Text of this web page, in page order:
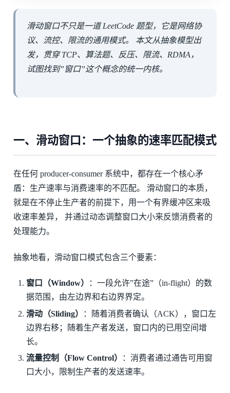
滑动窗口不只是一道 LeetCode 题型，它是网络协
议、流控、限流的通用模式。 本文从抽象模型出
发，贯穿 TCP、算法题、反压、限流、RDMA，
试图找到”窗口”这个概念的统一内核。
一、滑动窗口：一个抽象的速率匹配模式
在任何 producer-consumer 系统中，都存在一个核心矛
盾：生产速率与消费速率的不匹配。 滑动窗口的本质，
就是在不停止生产者的前提下，用一个有界缓冲区来吸
收速率差异， 并通过动态调整窗口大小来反馈消费者的
处理能力。
抽象地看，滑动窗口模式包含三个要素：
窗口（Window）
：一段允许”在途”（in-flight）的数
据范围，由左边界和右边界界定。
滑动（Sliding）
：随着消费者确认（ACK），窗口左
边界右移；随着生产者发送，窗口内的已用空间增
长。
流量控制（Flow Control）
：消费者通过通告可用窗
口大小，限制生产者的发送速率。